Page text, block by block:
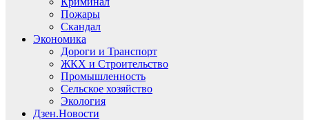
Пожары
Скандал
Экономика
Дороги и Транспорт
ЖКХ и Строительство
Промышленность
Сельское хозяйство
Экология
Дзен.Новости